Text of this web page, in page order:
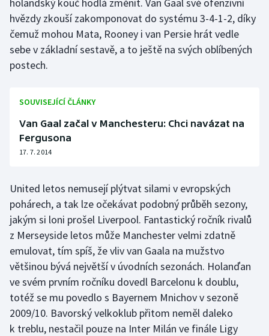
hvězdy zkouší zakomponovat do systému 3-4-1-2, díky
čemuž mohou Mata, Rooney i van Persie hrát vedle
sebe v základní sestavě, a to ještě na svých oblíbených
postech.
SOUVISEJÍCÍ ČLÁNKY
Van Gaal začal v Manchesteru: Chci navázat na
Fergusona
17. 7. 2014
United letos nemusejí plýtvat silami v evropských
pohárech, a tak lze očekávat podobný průběh sezony,
jakým si loni prošel Liverpool. Fantastický ročník rivalů
z Merseyside letos může Manchester velmi zdatně
emulovat, tím spíš, že vliv van Gaala na mužstvo
většinou bývá největší v úvodních sezonách. Holanďan
ve svém prvním ročníku dovedl Barcelonu k doublu,
totéž se mu povedlo s Bayernem Mnichov v sezoně
2009/10. Bavorský velkoklub přitom neměl daleko
k treblu, nestačil pouze na Inter Milán ve finále Ligy